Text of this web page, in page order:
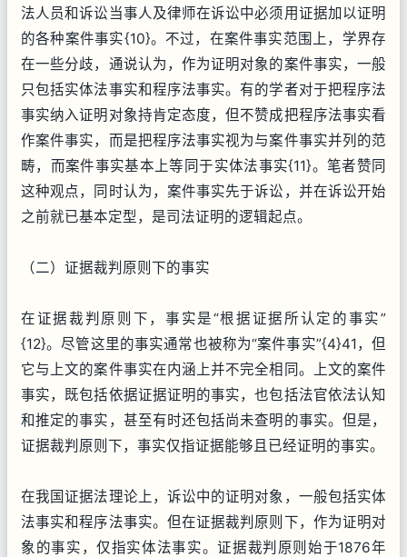
法人员和诉讼当事人及律师在诉讼中必须用证据加以证明
的各种案件事实{10}。不过，在案件事实范围上，学界存
在一些分歧，通说认为，作为证明对象的案件事实，一般
只包括实体法事实和程序法事实。有的学者对于把程序法
事实纳入证明对象持肯定态度，但不赞成把程序法事实看
作案件事实，而是把程序法事实视为与案件事实并列的范
畴，而案件事实基本上等同于实体法事实{11}。笔者赞同
这种观点，同时认为，案件事实先于诉讼，并在诉讼开始
之前就已基本定型，是司法证明的逻辑起点。
（二）证据裁判原则下的事实
在证据裁判原则下，事实是“根据证据所认定的事实”
{12}。尽管这里的事实通常也被称为“案件事实”{4}41，但
它与上文的案件事实在内涵上并不完全相同。上文的案件
事实，既包括依据证据证明的事实，也包括法官依法认知
和推定的事实，甚至有时还包括尚未查明的事实。但是，
证据裁判原则下，事实仅指证据能够且已经证明的事实。
在我国证据法理论上，诉讼中的证明对象，一般包括实体
法事实和程序法事实。但在证据裁判原则下，作为证明对
象的事实，仅指实体法事实。证据裁判原则始于1876年